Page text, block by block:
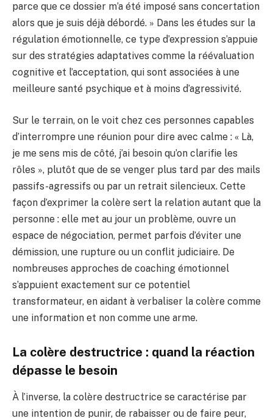
parce que ce dossier m’a été imposé sans concertation
alors que je suis déjà débordé. » Dans les études sur la
régulation émotionnelle, ce type d’expression s’appuie
sur des stratégies adaptatives comme la réévaluation
cognitive et l’acceptation, qui sont associées à une
meilleure santé psychique et à moins d’agressivité.
Sur le terrain, on le voit chez ces personnes capables
d’interrompre une réunion pour dire avec calme : « Là,
je me sens mis de côté, j’ai besoin qu’on clarifie les
rôles », plutôt que de se venger plus tard par des mails
passifs-agressifs ou par un retrait silencieux. Cette
façon d’exprimer la colère sert la relation autant que la
personne : elle met au jour un problème, ouvre un
espace de négociation, permet parfois d’éviter une
démission, une rupture ou un conflit judiciaire. De
nombreuses approches de coaching émotionnel
s’appuient exactement sur ce potentiel
transformateur, en aidant à verbaliser la colère comme
une information et non comme une arme.
La colère destructrice : quand la réaction
dépasse le besoin
À l’inverse, la colère destructrice se caractérise par
une intention de punir, de rabaisser ou de faire peur,